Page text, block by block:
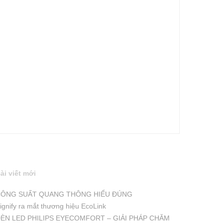
viết mới
SUẤT QUANG THÔNG HIỂU ĐÚNG
ra mắt thương hiệu EcoLink
LED PHILIPS EYECOMFORT – GIẢI PHÁP CHĂM